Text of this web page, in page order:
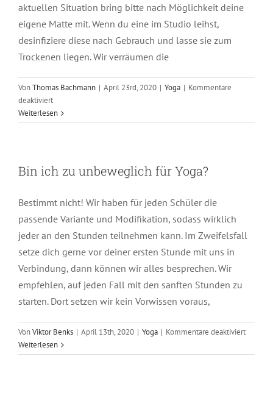
aktuellen Situation bring bitte nach Möglichkeit deine
eigene Matte mit. Wenn du eine im Studio leihst,
desinfiziere diese nach Gebrauch und lasse sie zum
Trockenen liegen. Wir verräumen die
VonThomas Bachmann | April 23rd, 2020 | Yoga | Kommentare
deaktiviertfür
Habt
ihr
Weiterlesen
Bin ich zu unbeweglich für Yoga?
Bestimmt nicht! Wir haben für jeden Schüler die
passende Variante und Modifikation, sodass wirklich
jeder an den Stunden teilnehmen kann. Im Zweifelsfall
setze dich gerne vor deiner ersten Stunde mit uns in
Verbindung, dann können wir alles besprechen. Wir
empfehlen, auf jeden Fall mit den sanften Stunden zu
starten. Dort setzen wir kein Vorwissen voraus,
VonViktor Benks | April 13th, 2020 | Yoga | Kommentare deaktiviertfür
ich
Weiterlesen